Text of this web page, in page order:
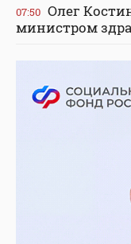
07:50 Олег
министром